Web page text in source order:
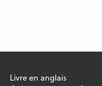
Livre en anglais